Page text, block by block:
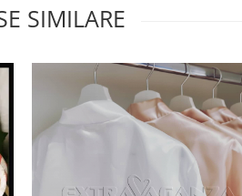
SIMILARE